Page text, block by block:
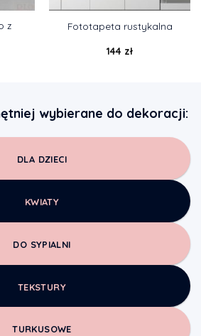
z
Fototapeta rustykalna
144 zł
wybierane do dekoracji:
DLA DZIECI
KWIATY
DO SYPIALNI
TEKSTURY
TURKUSOWE